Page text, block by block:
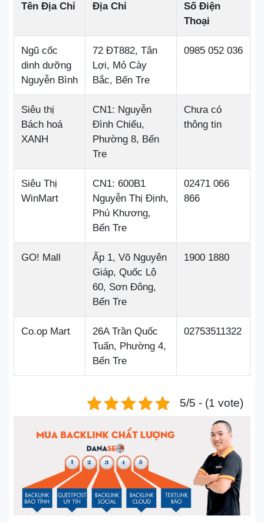
Tên Địa Chỉ Địa Chỉ
Số Điện
Thoại
Ngũ cốc
dinh dưỡng
Nguyễn Bình
72 ĐT882, Tân
Lợi, Mỏ Cày
Bắc, Bến Tre
0985 052 036
Siêu thị
Bách hoá
XANH
CN1: Nguyễn
Đình Chiểu,
Phường 8, Bến
Tre
Chưa có
thông tin
Siêu Thị
WinMart
CN1: 600B1
Nguyễn Thị Định,
Phú Khương,
Bến Tre
02471 066
866
GO! Mall
Ấp 1, Võ Nguyên
Giáp, Quốc Lộ
60, Sơn Đông,
Bến Tre
1900 1880
Co.op Mart
26A Trần Quốc
Tuấn, Phường 4,
Bến Tre
02753511322
5/5 - (1 vote)